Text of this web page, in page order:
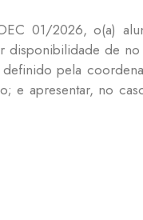
01/2026, o(a)
de
pela
apresentar, no